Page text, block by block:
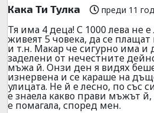
Кака Ти Тулка преди 11
Тя има 4 деца! С 1000 лева не
живеят 5 човека, да се
и т.н. Макар че сигурно има и
заделени от нечестните
мъжа й. Онзи ден я видях
изнервена и се караше на
улицата. Не й е лесно, по със
е знаела какво прави мъжът
е помагала, според мен.